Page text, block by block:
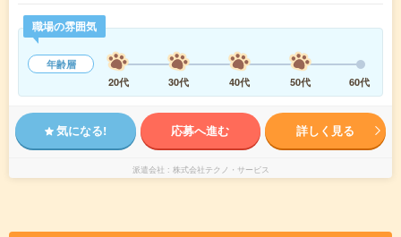
職場の雰囲気
年齢層
20代
30代 40代 50代 60代
気になる! 応募へ進む 詳しく見る
派遣会社 株式会社テクノ・サービス